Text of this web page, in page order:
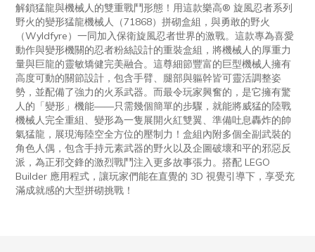
解鎖猛龍與機械人的雙重戰鬥形態！用這款樂高® 旋風忍者系列
野火的變形猛龍機械人（71868）拼砌盒組，與勇敢的野火
（Wyldfyre）一同加入保衛旋風忍者世界的激戰。這款專為喜愛
動作與變形機關的忍者粉絲設計的重裝盒組，將機械人的厚重力
量與巨龍的靈敏矯健完美融合。這尊細節豐富的巨型機械人擁有
高度可動的關節設計，包含手臂、腿部與軀幹皆可靈活調整姿
勢，並配備了強力的火系武器。而最令玩家興奮的，是它擁有驚
人的「變形」機能——只需幾個簡單的步驟，就能將威猛的陸戰
機械人完全重組、變形為一隻展開火紅雙翼、準備吐息轟炸的帥
氣猛龍，展現海陸空全方位的壓制力！盒組內附多個全副武裝的
角色人偶，包含手持元素武器的野火以及企圖破壞和平的邪惡反
派，為正邪交鋒的激烈戰鬥注入更多故事張力。搭配 LEGO
Builder 應用程式，讓玩家們能在直覺的 3D 視覺引導下，享受充
滿成就感的大型拼砌挑戰！